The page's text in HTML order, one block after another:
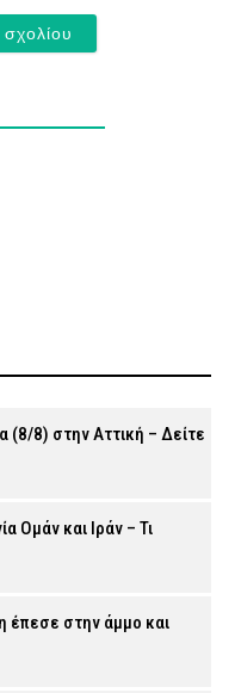
8) στην Αττική – Δείτε
Ομάν και Ιράν – Τι
έπεσε στην άμμο και